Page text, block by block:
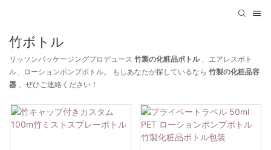
竹ボトル
リッソンパッケージングプロデュース 竹製の化粧品ボトル 、エアレスボト
ル、ローションポンプボトル。 もしあなたが探しているなら 竹製の化粧品容
器 、ぜひご連絡ください！